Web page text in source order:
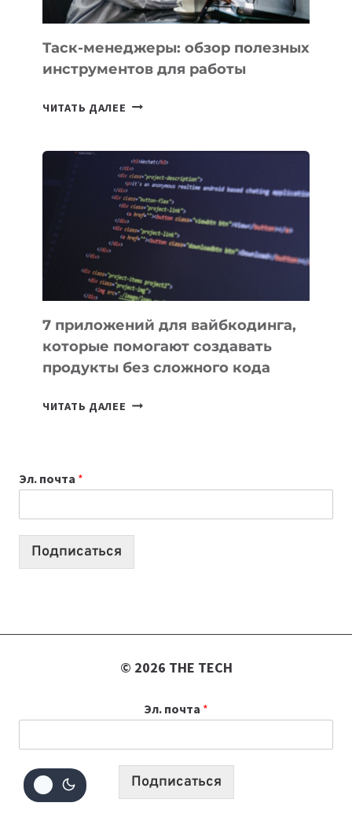
УЖЕ
Таск-менеджеры: обзор полезных
инструментов для работы
ЧИТАТЬ ДАЛЕЕ ТАСК-
ПОЛЕЗНЫХ
ИНСТРУМЕНТОВ
ДЛЯ
РАБОТЫ
7 приложений для вайбкодинга,
которые помогают создавать
продукты без сложного кода
ЧИТАТЬ ДАЛЕЕ 7
СОЗДАВАТЬ
ПРОДУКТЫ
Эл. почта *
Подписаться
© 2026 THE TECH
Эл. почта *
Подписаться